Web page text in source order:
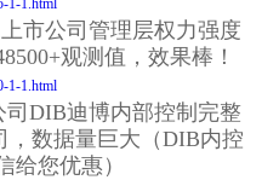
1-1.html
市公司管理层权力强度
观测值，效果棒！
1-1.html
司DIB迪博内部控制完整
数据量巨大（DIB内控
给您优惠）